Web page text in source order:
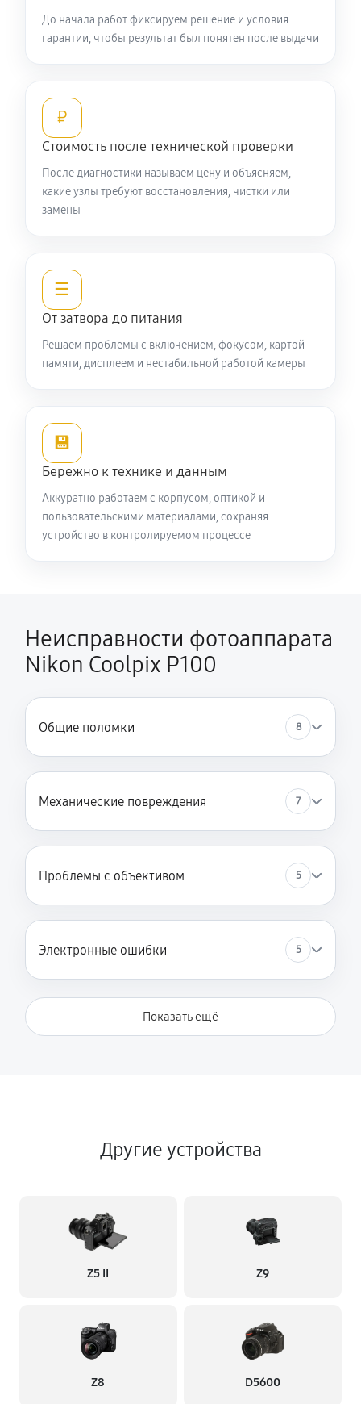
До начала работ фиксируем решение и условия
гарантии, чтобы результат был понятен после выдачи
₽
Стоимость после технической проверки
После диагностики называем цену и объясняем,
какие узлы требуют восстановления, чистки или
замены
☰
От затвора до питания
Решаем проблемы с включением, фокусом, картой
памяти, дисплеем и нестабильной работой камеры
💾
Бережно к технике и данным
Аккуратно работаем с корпусом, оптикой и
пользовательскими материалами, сохраняя
устройство в контролируемом процессе
Неисправности фотоаппарата
Nikon Coolpix P100
Общие поломки 8
Механические повреждения 7
Проблемы с объективом 5
Электронные ошибки 5
Показать ещё
Другие устройства
Z5 II Z9
Z8 D5600